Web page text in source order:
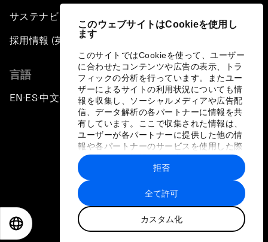
このウェブサイトはCookieを使用し
ます
このサイトではCookieを使って、ユーザー
に合わせたコンテンツや広告の表示、トラ
フィックの分析を行っています。またユー
ザーによるサイトの利用状況についても情
報を収集し、ソーシャルメディアや広告配
信、データ解析の各パートナーに情報を共
有しています。ここで収集された情報は、
ユーザーが各パートナーに提供した他の情
報や各パートナーのサービスを使用した際
に収集された情報と組み合わされ、各パー
トナーによって使用されることがありま
す。
全て許可
カスタム化
拒否
サステナビリティへの取り組み
採用情報 (英語のみ)
言語
EN ▪ES▪中文▪ 日本語
プライバシーポリシーと利用規約
サイトマップ
©
世界経済フォーラム